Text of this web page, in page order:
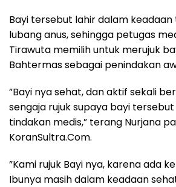
Bayi tersebut lahir dalam keadaan
lubang anus, sehingga petugas
Tirawuta memilih untuk merujuk
Bahtermas sebagai penindakan
”Bayi nya sehat, dan aktif sekali
sengaja rujuk supaya bayi
tindakan medis,” terang Nurjana
KoranSultra.Com.
”Kami rujuk Bayi nya, karena ada
Ibunya masih dalam keadaan